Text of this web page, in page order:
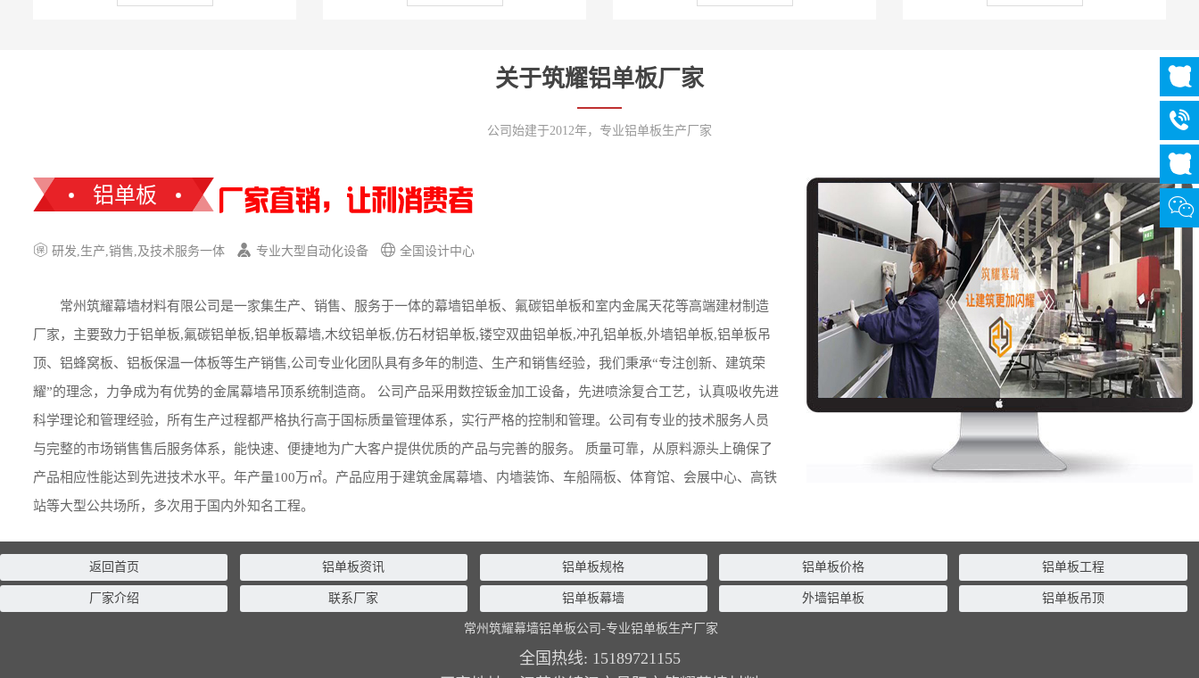
关于筑耀铝单板厂家
公司始建于2012年，专业铝单板生产厂家
铝单板
研发,生产,销售,及技术服务一体 专业大型自动化设备 全国设计中心
常州筑耀幕墙材料有限公司是一家集生产、销售、服务于一体的幕墙铝单板、氟碳铝单板和室内金属天花等高端建材制造
厂家，主要致力于铝单板,氟碳铝单板,铝单板幕墙,木纹铝单板,仿石材铝单板,镂空双曲铝单板,冲孔铝单板,外墙铝单板,铝单板吊
顶、铝蜂窝板、铝板保温一体板等生产销售,公司专业化团队具有多年的制造、生产和销售经验，我们秉承“专注创新、建筑荣
耀”的理念，力争成为有优势的金属幕墙吊顶系统制造商。 公司产品采用数控钣金加工设备，先进喷涂复合工艺，认真吸收先进
科学理论和管理经验，所有生产过程都严格执行高于国标质量管理体系，实行严格的控制和管理。公司有专业的技术服务人员
与完整的市场销售售后服务体系，能快速、便捷地为广大客户提供优质的产品与完善的服务。 质量可靠，从原料源头上确保了
产品相应性能达到先进技术水平。年产量100万㎡。产品应用于建筑金属幕墙、内墙装饰、车船隔板、体育馆、会展中心、高铁
站等大型公共场所，多次用于国内外知名工程。
返回首页 铝单板资讯 铝单板规格 铝单板价格 铝单板工程
厂家介绍 联系厂家 铝单板幕墙 外墙铝单板 铝单板吊顶
常州筑耀幕墙铝单板公司-专业铝单板生产厂家
全国热线: 15189721155